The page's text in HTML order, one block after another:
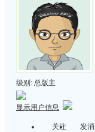
级别: 总版主
显示用户信息
关注
发消